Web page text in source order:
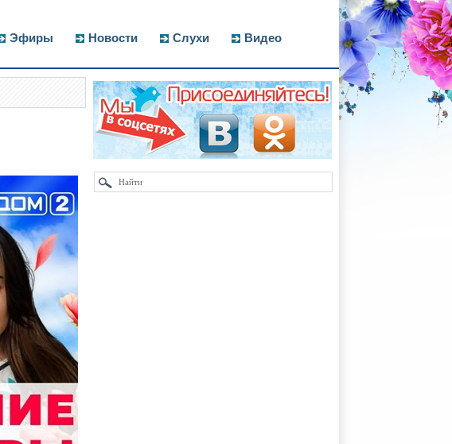
Эфиры Новости Слухи Видео